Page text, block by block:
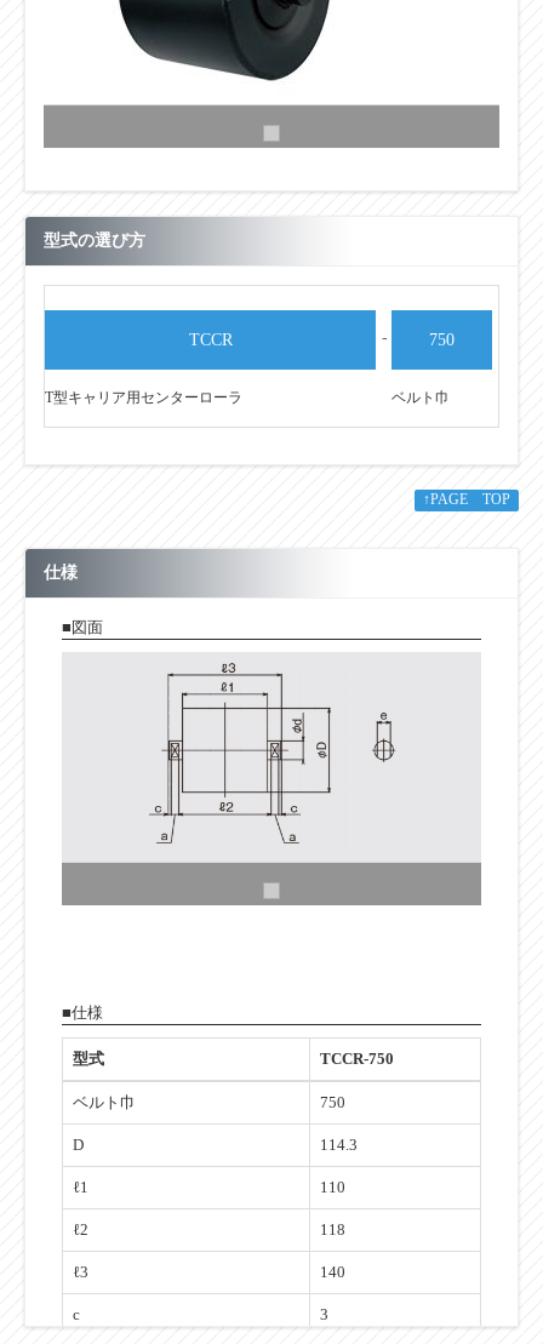
型式の選び方
TCCR
T型キャリア用センターローラ
- 750
ベルト巾
↑PAGE TOP
仕様
■図面
■仕様
型式 TCCR-750
ベルト巾 750
D 114.3
ℓ1 110
ℓ2 118
ℓ3 140
c 3